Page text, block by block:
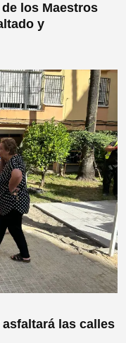
los Maestros
y
las calles